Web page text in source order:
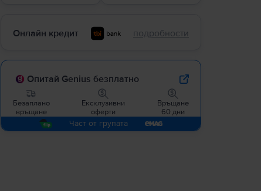
Онлайн кредит подробности
Опитай Genius безплатно
Безаплано
връщане
Ексклузивни
оферти
Връщане
60 дни
Част от групата